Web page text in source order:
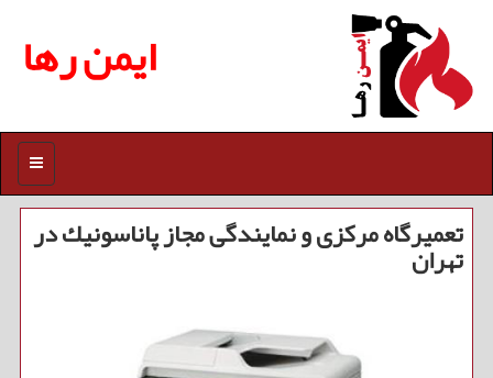
ایمن رها
منو
تعمیرگاه مركزی و نمایندگی مجاز پاناسونیك در
تهران